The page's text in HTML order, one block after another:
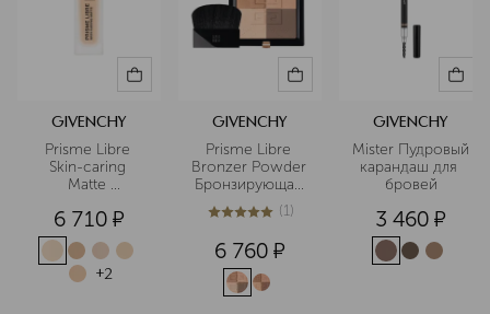
GIVENCHY
Prisme Libre
Skin-caring
Matte
матирующее
тональное
средство
6 710 ¤
+2
GIVENCHY
Prisme Libre
Bronzer Powder
Бронзирующая
компактная
пудра
5из 51 (1)
6 760 ¤
GIVENCHY
Mister Пудровый
карандаш для
бровей
3 460 ¤